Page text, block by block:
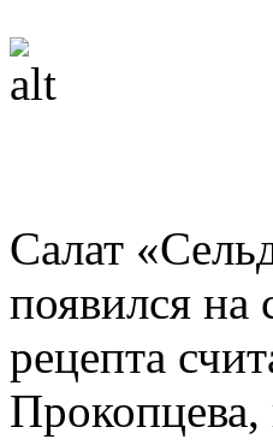
Салат
появился на
рецепта